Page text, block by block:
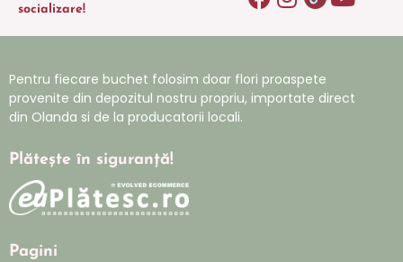
socializare!
Pentru fiecare buchet folosim doar flori proaspete
provenite din depozitul nostru propriu, importate direct
din Olanda si de la producatorii locali.
Plătește în siguranță!
Pagini